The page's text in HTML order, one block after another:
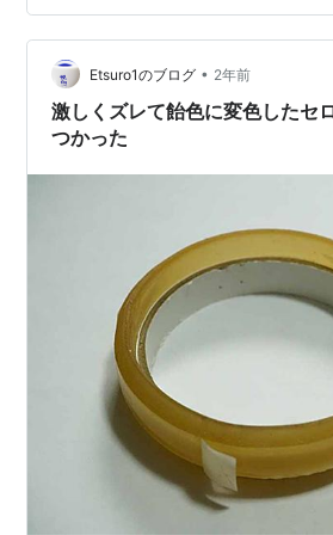
✅ これからの季節に！汗対策5選 1.
剤」は“朝使い”がカギ！🧴 ▶ 解説：
ムといえば制汗剤。実は**「汗をか
前」に使うのが一番…
Etsuro1のブログ • 2年前
激しくズレて飴色に変色したセ
つかった